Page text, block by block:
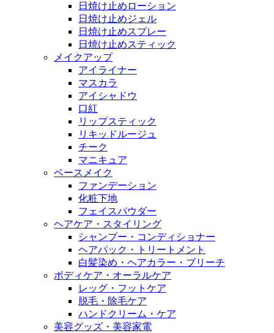
日焼け止めローション
日焼け止めジェル
日焼け止めスプレー
日焼け止めスティック
メイクアップ
アイライナー
マスカラ
アイシャドウ
口紅
リップスティック
リキッドルージュ
チーク
マニキュア
ベースメイク
ファンデーション
化粧下地
フェイスパウダー
ヘアケア・スタイリング
シャンプー・コンディショナー
ヘアパック・トリートメント
白髪染め・ヘアカラー・ブリーチ
ボディケア・オーラルケア
レッグ・フットケア
脱毛・除毛ケア
ハンドクリーム・ケア
美容グッズ・美容家電